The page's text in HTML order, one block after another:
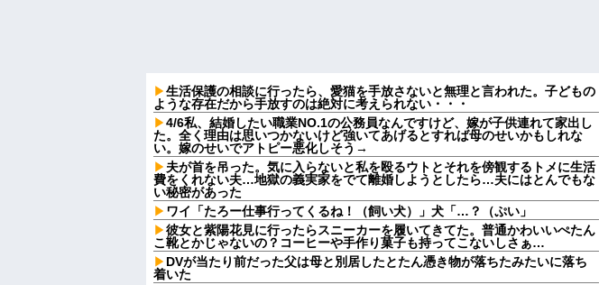
生活保護の相談に行ったら、愛猫を手放さないと無理と言われた。子どもの
ような存在だから手放すのは絶対に考えられない・・・
4/6私、結婚したい職業NO.1の公務員なんですけど、嫁が子供連れて家出し
た。全く理由は思いつかないけど強いてあげるとすれば母のせいかもしれな
い。嫁のせいでアトピー悪化しそう→
夫が首を吊った。気に入らないと私を殴るウトとそれを傍観するトメに生活
費をくれない夫…地獄の義実家をでて離婚しようとしたら…夫にはとんでもな
い秘密があった
ワイ「たろー仕事行ってくるね！（飼い犬）」犬「…？（ぷい」
彼女と紫陽花見に行ったらスニーカーを履いてきてた。普通かわいいぺたん
こ靴とかじゃないの？コーヒーや手作り菓子も持ってこないしさぁ…
DVが当たり前だった父は母と別居したとたん憑き物が落ちたみたいに落ち
着いた